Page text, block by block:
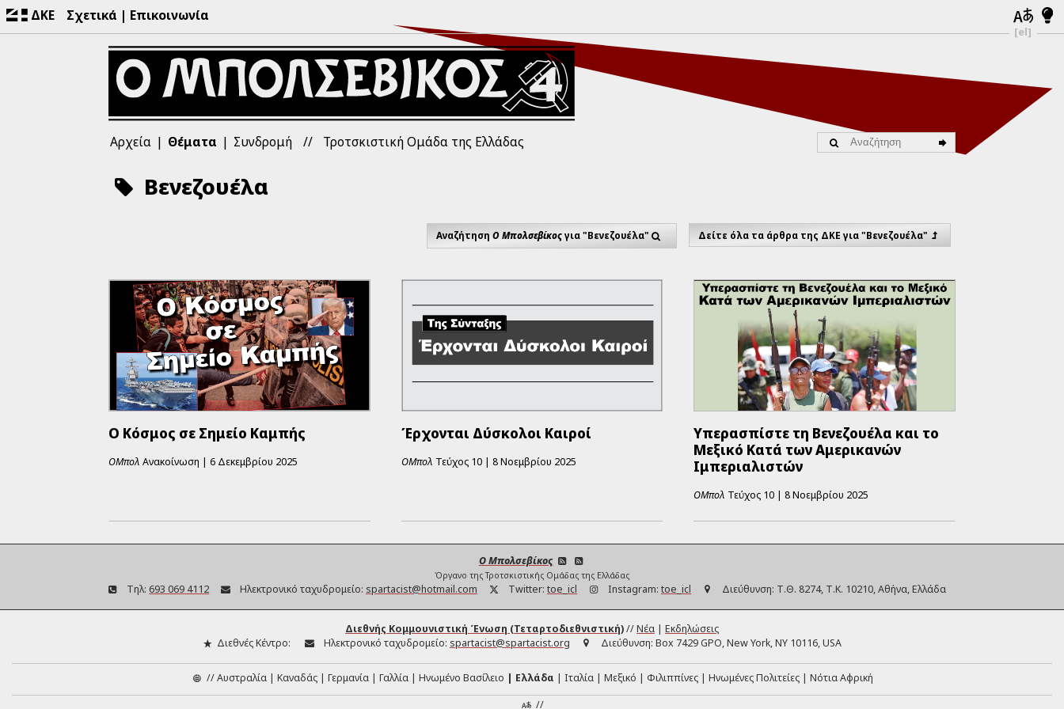
ΔΚΕ Σχετικά Επικοινωνία
[el]
Αρχεία Θέματα Συνδρομή Τροτσκιστική Ομάδα της Ελλάδας
Βενεζουέλα
ΑναζήτησηΟ Μπολσεβίκος για "Βενεζουέλα" Δείτε όλα τα άρθρα της ΔΚΕ για "Βενεζουέλα"
Ο Κόσμος σε Σημείο Καμπής
ΟΜπολ Ανακοίνωση | 6 Δεκεμβρίου 2025
Έρχονται Δύσκολοι Καιροί
ΟΜπολ Τεύχος 10 | 8 Νοεμβρίου 2025
Υπερασπίστε τη Βενεζουέλα και το
Μεξικό Κατά των Αμερικανών
Ιμπεριαλιστών
ΟΜπολ Τεύχος 10 | 8 Νοεμβρίου 2025
Ο Μπολσεβίκος
Όργανο της Τροτσκιστικής Ομάδας της Ελλάδας
Τηλ: 693 069 4112 Ηλεκτρονικό ταχυδρομείο: spartacist@hotmail.com Twitter: toe_icl Instagram: toe_icl Διεύθυνση: Τ.Θ. 8274, Τ.Κ. 10210, Αθήνα, Ελλάδα
Διεθνής Κομμουνιστική Ένωση (Τεταρτοδιεθνιστική)//Νέα | Εκδηλώσεις
Διεθνές Κέντρο:
Ηλεκτρονικό ταχυδρομείο: spartacist@spartacist.org Διεύθυνση: Box 7429 GPO, New York, NY 10116, USA
//Αυστραλία Καναδάς Γερμανία Γαλλία Ηνωμένο Βασίλειο Ελλάδα Ιταλία Μεξικό Φιλιππίνες Ηνωμένες Πολιτείες Νότια Αφρική
//